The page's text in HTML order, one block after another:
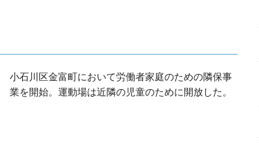
小石川区金富町において労働者家庭のための隣保事
業を開始。運動場は近隣の児童のために開放した。